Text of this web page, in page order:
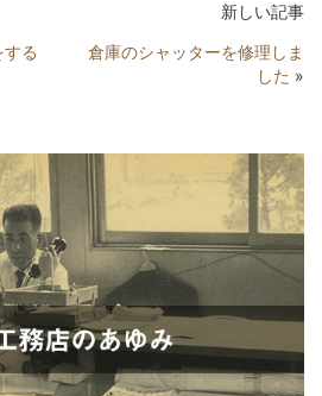
る
新しい記事
倉庫のシャッターを修理しま
した »